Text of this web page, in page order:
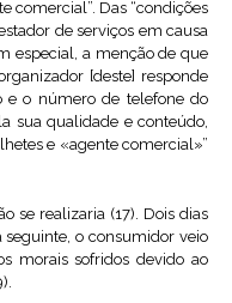
comercial”. Das “condições
de serviços em causa
especial, a menção de que
[deste] responde
e o número de telefone do
sua qualidade e conteúdo,
e «agente comercial»”
se realizaria (17). Dois dias
o consumidor veio
morais sofridos devido ao